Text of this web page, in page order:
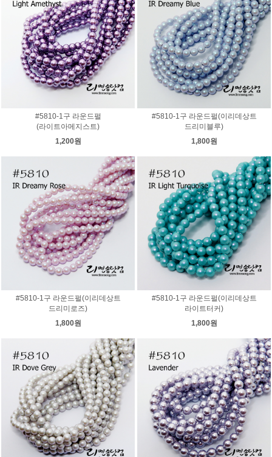
#5810-1구 라운드펄
(라이트아메지스트)
1,200원
#5810-1구 라운드펄(이리데상트
드리미블루)
1,800원
#5810-1구 라운드펄(이리데상트
드리미로즈)
1,800원
#5810-1구 라운드펄(이리데상트
라이트터커)
1,800원